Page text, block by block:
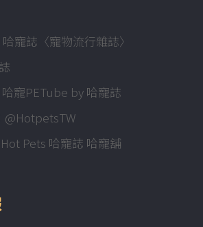
哈寵誌〈寵物流行雜誌〉
哈寵PETube by 哈寵誌
@HotpetsTW
Hot Pets 哈寵誌 哈寵舖